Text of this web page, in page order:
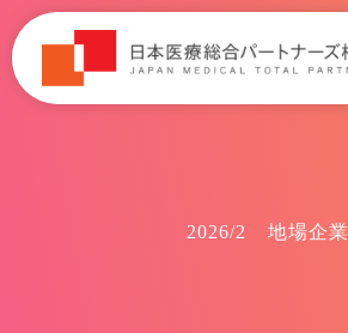
2026/2 地場企業